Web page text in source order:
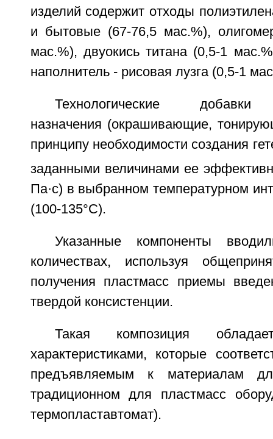
изделий содержит отходы
и бытовые (67-76,5 мас.%),
мас.%), двуокись титана (0,5-1
наполнитель - рисовая лузга (0,5-1
Технологические добавки
назначения (окрашивающие,
принципу необходимости создания
заданными величинами ее
Па·с) в выбранном температурном
(100-135°С).
Указанные компоненты
количествах, используя
получения пластмасс приемы
твердой консистенции.
Такая композиция
характеристиками, которые
предъявляемым к материалам
традиционном для пластмасс
термопластавтомат).